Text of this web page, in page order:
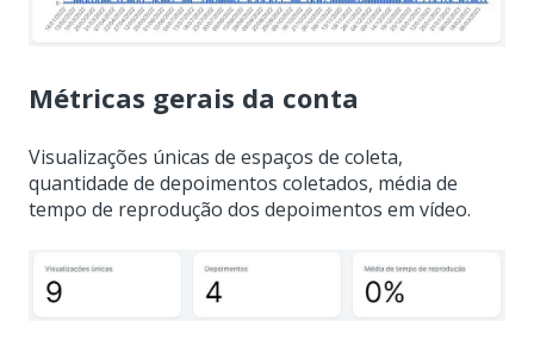
Métricas gerais da conta
Visualizações únicas de espaços de coleta,
quantidade de depoimentos coletados, média de
tempo de reprodução dos depoimentos em vídeo.